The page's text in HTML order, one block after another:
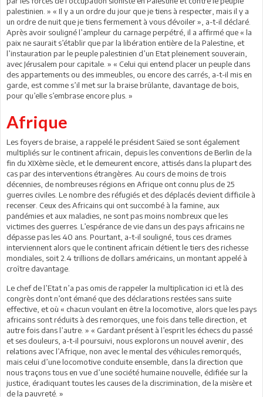
palestinien. » « Il y a un ordre du jour que je tiens à respecter, mais il y a
un ordre de nuit que je tiens fermement à vous dévoiler », a-t-il déclaré.
Après avoir souligné l’ampleur du carnage perpétré, il a affirmé que « la
paix ne saurait s’établir que par la libération entière de la Palestine, et
l’instauration par le peuple palestinien d’un Etat pleinement souverain,
avec Jérusalem pour capitale. » « Celui qui entend placer un peuple dans
des appartements ou des immeubles, ou encore des carrés, a-t-il mis en
garde, est comme s’il met sur la braise brûlante, davantage de bois,
pour qu’elle s’embrase encore plus. »
Afrique
Les foyers de braise, a rappelé le président Saïed se sont également
multipliés sur le continent africain, depuis les conventions de Berlin de la
fin du XIXème siècle, et le demeurent encore, attisés dans la plupart des
cas par des interventions étrangères. Au cours de moins de trois
décennies, de nombreuses régions en Afrique ont connu plus de 25
guerres civiles. Le nombre des réfugiés et des déplacés devient difficile à
recenser. Ceux des Africains qui ont succombé à la famine, aux
pandémies et aux maladies, ne sont pas moins nombreux que les
victimes des guerres. L’espérance de vie dans un des pays africains ne
dépasse pas les 40 ans. Pourtant, a-t-il souligné, tous ces drames
interviennent alors que le continent africain détient le tiers des richesse
mondiales, soit 2.4 trillions de dollars américains, un montant appelé à
croître davantage.
Le chef de l’Etat n’a pas omis de rappeler la multiplication ici et là des
congrès dont n’ont émané que des déclarations restées sans suite
effective, et où « chacun voulant en être la locomotive, alors que les pays
africains sont réduits à des remorques, une fois dans telle direction, et
autre fois dans l’autre. » « Gardant présent à l’esprit les échecs du passé
et ses douleurs, a-t-il poursuivi, nous explorons un nouvel avenir, des
relations avec l’Afrique, non avec le mental des véhicules remorqués,
mais celui d’une locomotive conduite ensemble, dans la direction que
nous traçons tous en vue d’une société humaine nouvelle, édifiée sur la
justice, éradiquant toutes les causes de la discrimination, de la misère et
de la pauvreté. »